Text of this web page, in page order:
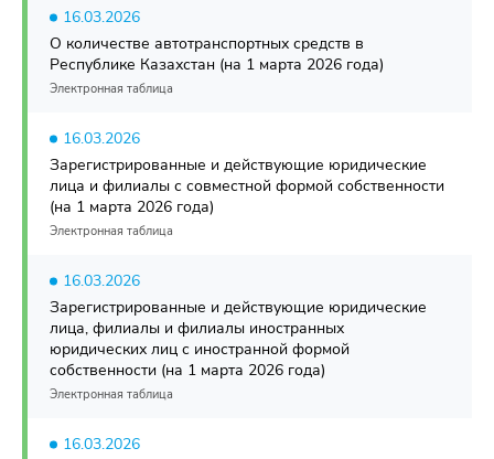
16.03.2026
О количестве автотранспортных средств в
Республике Казахстан (на 1 марта 2026 года)
Электронная таблица
16.03.2026
Зарегистрированные и действующие юридические
лица и филиалы с совместной формой собственности
(на 1 марта 2026 года)
Электронная таблица
16.03.2026
Зарегистрированные и действующие юридические
лица, филиалы и филиалы иностранных
юридических лиц с иностранной формой
собственности (на 1 марта 2026 года)
Электронная таблица
16.03.2026